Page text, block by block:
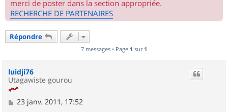
merci de poster dans la section appropriée.
RECHERCHE DE PARTENAIRES
Répondre
7 messages • Page 1 sur 1
luidji76
Utagawiste gourou
M
23 janv. 2011, 17:52